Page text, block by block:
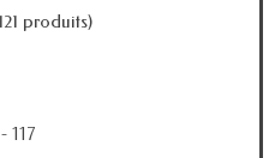
produits)
117